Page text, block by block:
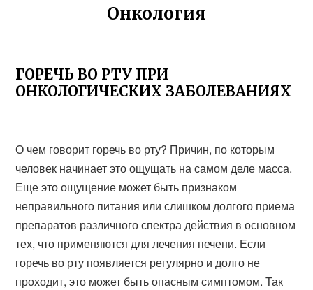
Онкология
ГОРЕЧЬ ВО РТУ ПРИ
ОНКОЛОГИЧЕСКИХ ЗАБОЛЕВАНИЯХ
О чем говорит горечь во рту? Причин, по которым
человек начинает это ощущать на самом деле масса.
Еще это ощущение может быть признаком
неправильного питания или слишком долгого приема
препаратов различного спектра действия в основном
тех, что применяются для лечения печени. Если
горечь во рту появляется регулярно и долго не
проходит, это может быть опасным симптомом. Так